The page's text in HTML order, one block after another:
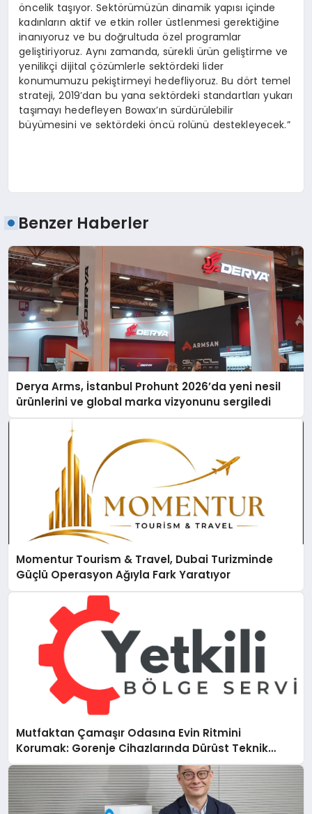
öncelik taşıyor. Sektörümüzün dinamik yapısı içinde
kadınların aktif ve etkin roller üstlenmesi gerektiğine
inanıyoruz ve bu doğrultuda özel programlar
geliştiriyoruz. Aynı zamanda, sürekli ürün geliştirme ve
yenilikçi dijital çözümlerle sektördeki lider
konumumuzu pekiştirmeyi hedefliyoruz. Bu dört temel
strateji, 2019’dan bu yana sektördeki standartları yukarı
taşımayı hedefleyen Bowax’ın sürdürülebilir
büyümesini ve sektördeki öncü rolünü destekleyecek.”
Benzer Haberler
Derya Arms, İstanbul Prohunt 2026’da yeni nesil
ürünlerini ve global marka vizyonunu sergiledi
Momentur Tourism & Travel, Dubai Turizminde
Güçlü Operasyon Ağıyla Fark Yaratıyor
Mutfaktan Çamaşır Odasına Evin Ritmini
Korumak: Gorenje Cihazlarında Dürüst Teknik
Destek Deneyimi